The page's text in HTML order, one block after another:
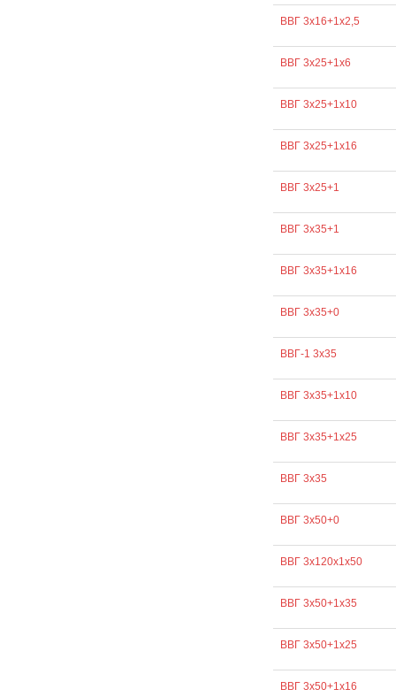
ВВГ 3х16+1х2,5
ВВГ 3х25+1х6
ВВГ 3х25+1х10
ВВГ 3х25+1х16
ВВГ 3х25+1
ВВГ 3х35+1
ВВГ 3х35+1х16
ВВГ 3х35+0
ВВГ-1 3х35
ВВГ 3х35+1х10
ВВГ 3х35+1х25
ВВГ 3х35
ВВГ 3х50+0
ВВГ 3х120х1х50
ВВГ 3х50+1х35
ВВГ 3х50+1х25
ВВГ 3х50+1х16